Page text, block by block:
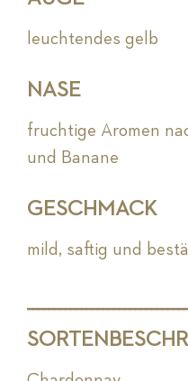
leuchtendes gelb
NASE
fruchtige Aromen
und Banane
GESCHMACK
mild, saftig und